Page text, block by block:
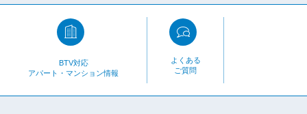
BTV対応
アパート・マンション情報
よくある
ご質問